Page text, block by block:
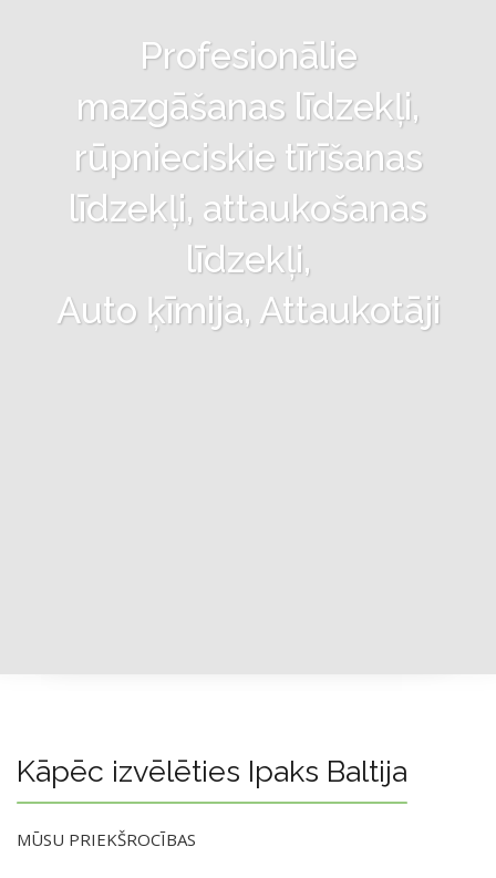
Profesionālie
mazgāšanas līdzekļi,
rūpnieciskie tīrīšanas
līdzekļi, attaukošanas
līdzekļi,
Auto ķīmija, Attaukotāji
Kāpēc izvēlēties Ipaks Baltija
MŪSU PRIEKŠROCĪBAS